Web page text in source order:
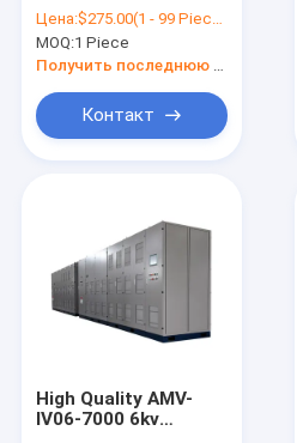
speed drive
asynchronous
frequenzumrichter
Цена:$275.00(1 - 99 Pieces) $268.00(100 - 499 Pieces) $235.00(>=500 Pieces)
MOQ:1 Piece
Контакт
High Quality AMV-
IV06-7000 6kv